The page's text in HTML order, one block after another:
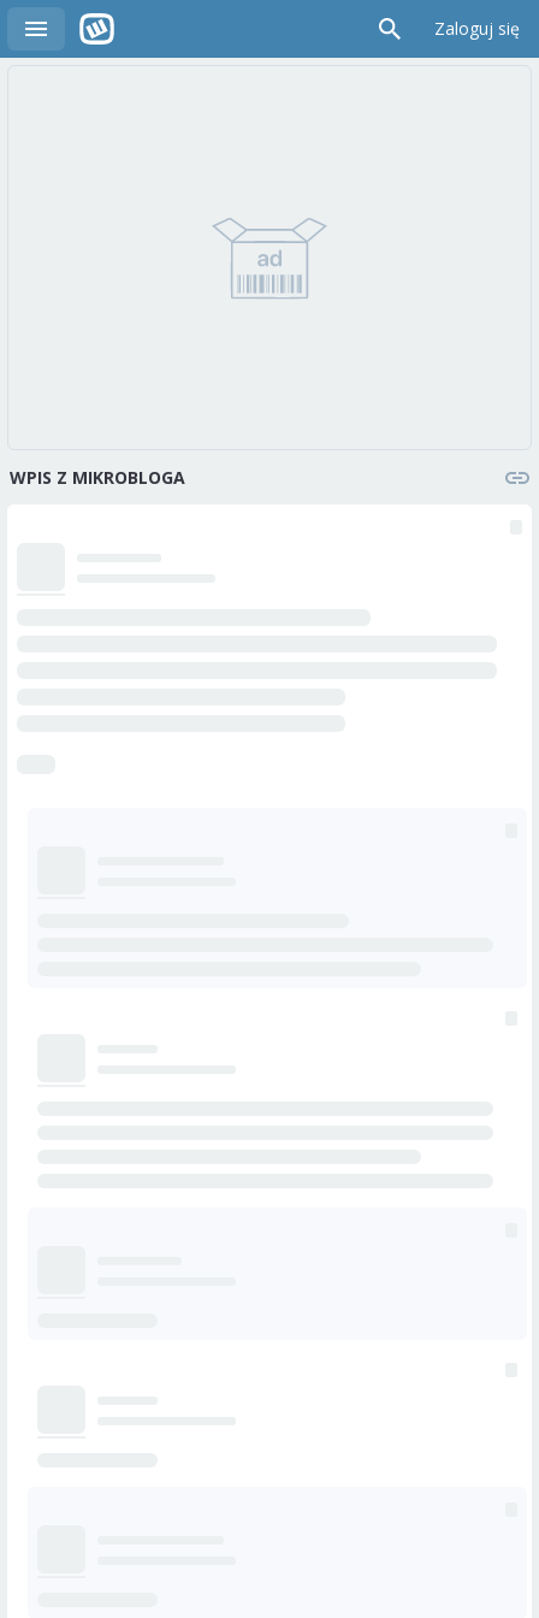
Zaloguj się
WPIS Z MIKROBLOGA